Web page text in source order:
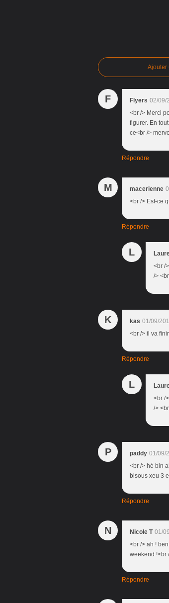
Ajouter
F Flyers 02/09/
<br /> Merci
figurer. En
ce<br />
Répondre
M macerienne
<br /> Est-ce
Répondre
L
<br /
/>
K kas 01/09/
<br /> il va
Répondre
L
<br /
/>
P paddy 01/09/
<br /> hé bin
bisous xeu 3
Répondre
N Nicole T 01/
<br /> ah !
weekend !<br
Répondre